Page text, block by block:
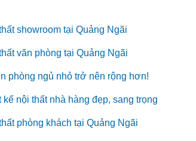
showroom tại Quảng Ngãi
văn phòng tại Quảng Ngãi
phòng ngủ nhỏ trở nên rộng hơn!
kế nội thất nhà hàng đẹp, sang trọng
phòng khách tại Quảng Ngãi